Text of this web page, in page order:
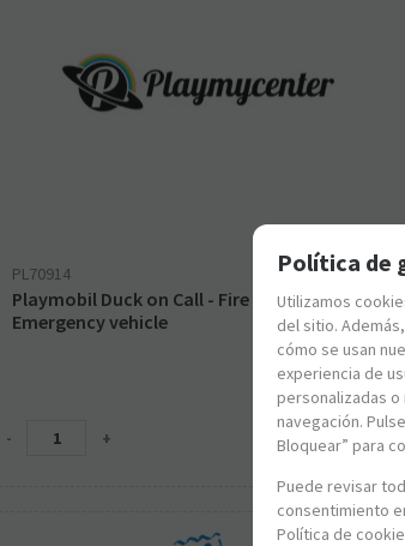
PL70914
Playmobil Duck on Call - Fire Brigade
Emergency vehicle
35,50€
21.00% IVA incluido
- +
Política de
Utilizamos
del sitio.
cómo se usan
experiencia de
personalizadas o
navegación.
Bloquear” para
Puede revisar
consentimiento
Política de